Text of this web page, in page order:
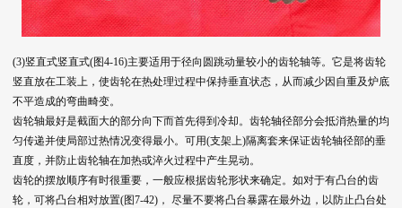
(3)竖直式竖直式(图4-16)主要适用于径向圆跳动量较小的齿轮轴等。它是将齿轮
竖直放在工装上，使齿轮在热处理过程中保持垂直状态，从而减少因自重及炉底
不平造成的弯曲畸变。
齿轮轴最好是截面大的部分向下而首先得到冷却。齿轮轴径部分会抵消热量的均
匀传递并使局部过热情况变得最小。可用(支架上)隔离套来保证齿轮轴径部的垂
直度，并防止齿轮轴在加热或淬火过程中产生晃动。
齿轮的摆放顺序有时很重要，一般应根据齿轮形状来确定。如对于有凸台的齿
轮，可将凸台相对放置(图7-42)， 尽量不要将凸台暴露在最外边，以防止凸台处